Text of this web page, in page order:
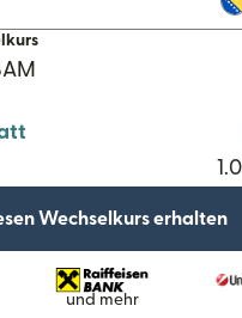
Wechselkurs erhalten
und mehr